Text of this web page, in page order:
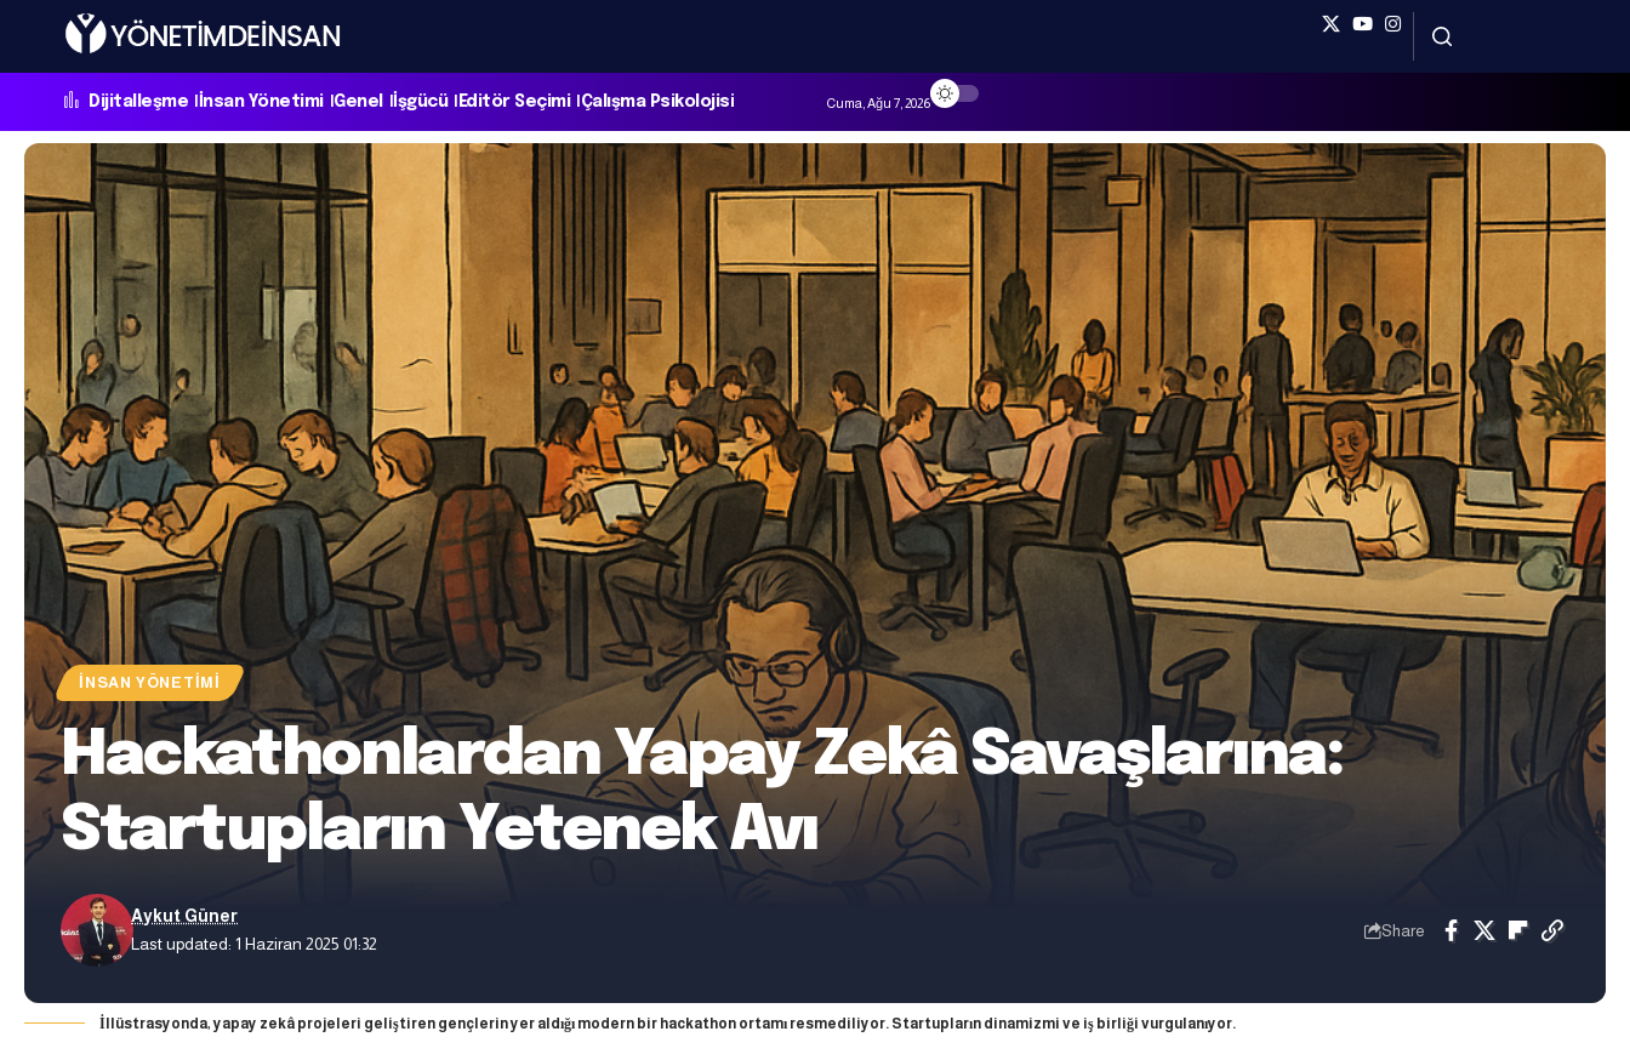
Dijitalleşme İnsan Yönetimi Genel İşgücü Editör Seçimi Çalışma Psikolojisi Cuma, Ağu 7, 2026
İNSAN YÖNETIMI
Hackathonlardan Yapay Zekâ Savaşlarına:
Startupların Yetenek Avı
Last updated: 1 Haziran 2025 01:32
Aykut Güner
Share
İllüstrasyonda, yapay zekâ projeleri geliştiren gençlerin yer aldığı modern bir hackathon ortamı resmediliyor. Startupların dinamizmi ve iş birliği vurgulanıyor.